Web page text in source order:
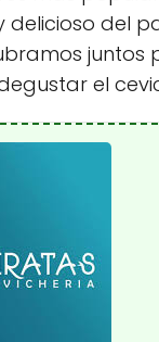
delicioso del
juntos
el